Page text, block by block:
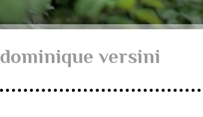
dominique versini